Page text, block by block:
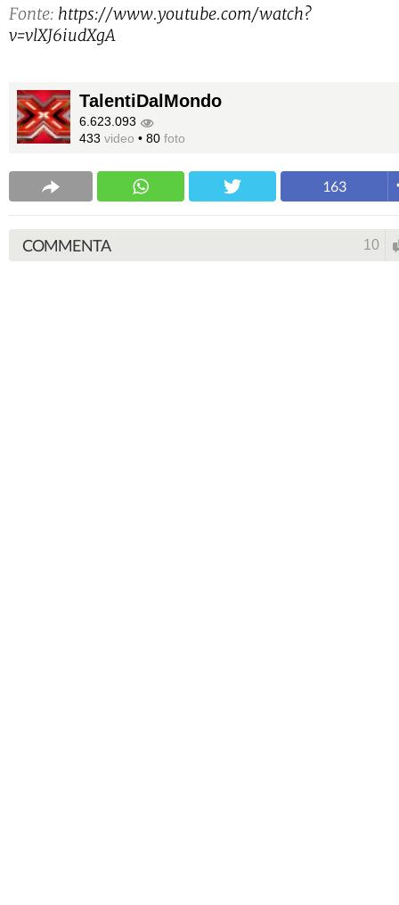
Fonte: https://www.youtube.com/watch?
v=vlXJ6iudXgA
TalentiDalMondo
6.623.093
433 video • 80 foto
163
COMMENTA 10